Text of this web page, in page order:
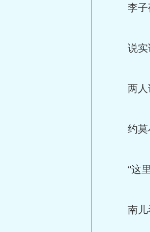
李子夜
说实话
两人说
约莫小
“这里
南儿看